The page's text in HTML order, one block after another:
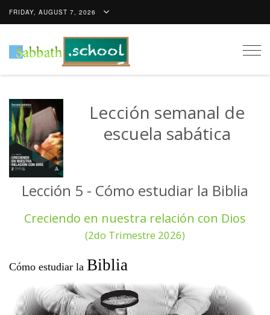
FRIDAY, AUGUST 7, 2026
Lección semanal de
escuela sabática
Lección 5 - Cómo estudiar la Biblia
Creciendo en nuestra relación con Dios
(2do Trimestre 2026)
Cómo estudiar la Biblia